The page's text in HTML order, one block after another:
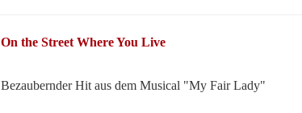
On the Street Where You Live
Bezaubernder Hit aus dem Musical "My Fair Lady"